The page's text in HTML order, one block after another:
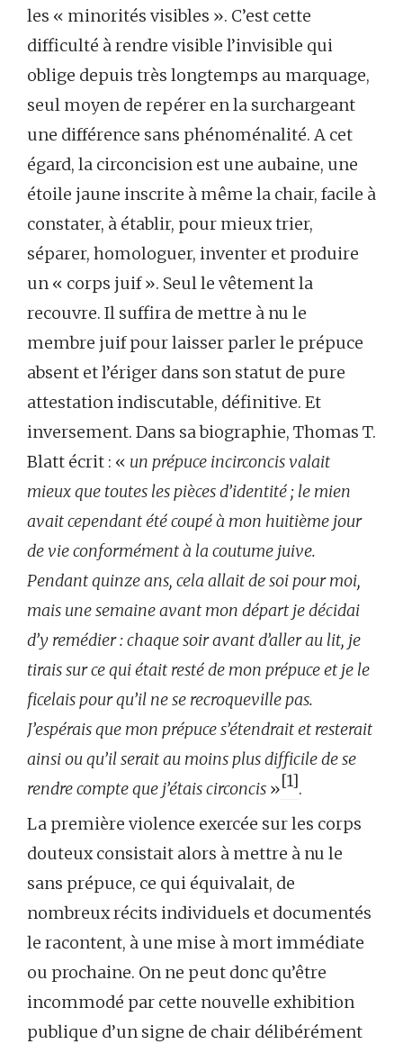
les « minorités visibles ». C’est cette
difficulté à rendre visible l’invisible qui
oblige depuis très longtemps au marquage,
seul moyen de repérer en la surchargeant
une différence sans phénoménalité. A cet
égard, la circoncision est une aubaine, une
étoile jaune inscrite à même la chair, facile à
constater, à établir, pour mieux trier,
séparer, homologuer, inventer et produire
un « corps juif ». Seul le vêtement la
recouvre. Il suffira de mettre à nu le
membre juif pour laisser parler le prépuce
absent et l’ériger dans son statut de pure
attestation indiscutable, définitive. Et
inversement. Dans sa biographie, Thomas T.
Blatt écrit : « un prépuce incirconcis valait
mieux que toutes les pièces d’identité ; le mien
avait cependant été coupé à mon huitième jour
de vie conformément à la coutume juive.
Pendant quinze ans, cela allait de soi pour moi,
mais une semaine avant mon départ je décidai
d’y remédier : chaque soir avant d’aller au lit, je
tirais sur ce qui était resté de mon prépuce et je le
ficelais pour qu’il ne se recroqueville pas.
J’espérais que mon prépuce s’étendrait et resterait
ainsi ou qu’il serait au moins plus difficile de se
rendre compte que j’étais circoncis »[1].
La première violence exercée sur les corps
douteux consistait alors à mettre à nu le
sans prépuce, ce qui équivalait, de
nombreux récits individuels et documentés
le racontent, à une mise à mort immédiate
ou prochaine. On ne peut donc qu’être
incommodé par cette nouvelle exhibition
publique d’un signe de chair délibérément